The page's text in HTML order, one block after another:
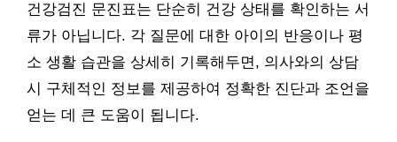
건강검진 문진표는 단순히 건강 상태를 확인하는 서
류가 아닙니다. 각 질문에 대한 아이의 반응이나 평
소 생활 습관을 상세히 기록해두면, 의사와의 상담
시 구체적인 정보를 제공하여 정확한 진단과 조언을
얻는 데 큰 도움이 됩니다.